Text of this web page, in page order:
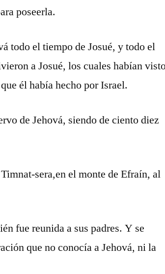
poseerla.
todo el tiempo de Josué, y todo el
a Josué, los cuales habían
él había hecho por Israel.
de Jehová, siendo de ciento diez
sera,en el monte de Efraín, al
fue reunida a sus padres. Y se
que no conocía a Jehová, ni la